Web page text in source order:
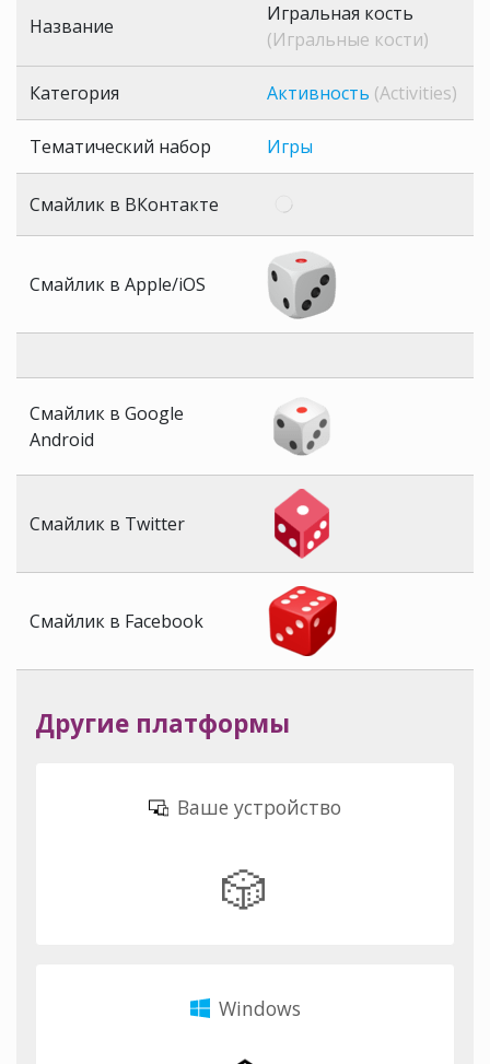
Название
Игральная кость
(Игральные кости)
Категория Активность (Activities)
Тематический набор Игры
Смайлик в ВКонтакте
Смайлик в Apple/iOS
Смайлик в Google
Android
Смайлик в Twitter
Смайлик в Facebook
Другие платформы
Ваше устройство
🎲
Windows